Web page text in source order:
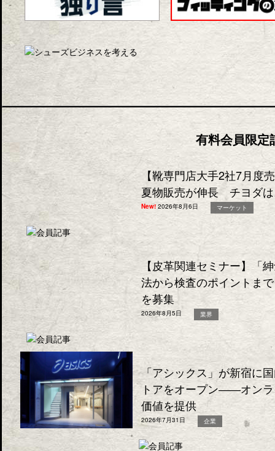
有料会員限定
【靴専門店大手2社7月度
夏物販売が伸長 チヨダ
New!2026年8月6日 マーケット
【皮革関連セミナー】「
法から検査のポイントま
を募集
2026年8月5日 業界
「アシックス」が新宿に
トアをオープン――オン
価値を提供
2026年7月31日 企業